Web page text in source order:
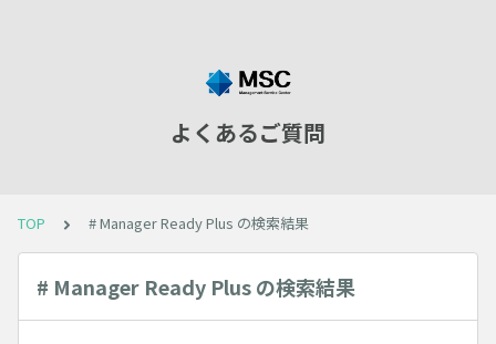
よくあるご質問
TOP # Manager Ready Plus の検索結果
# Manager Ready Plus の検索結果